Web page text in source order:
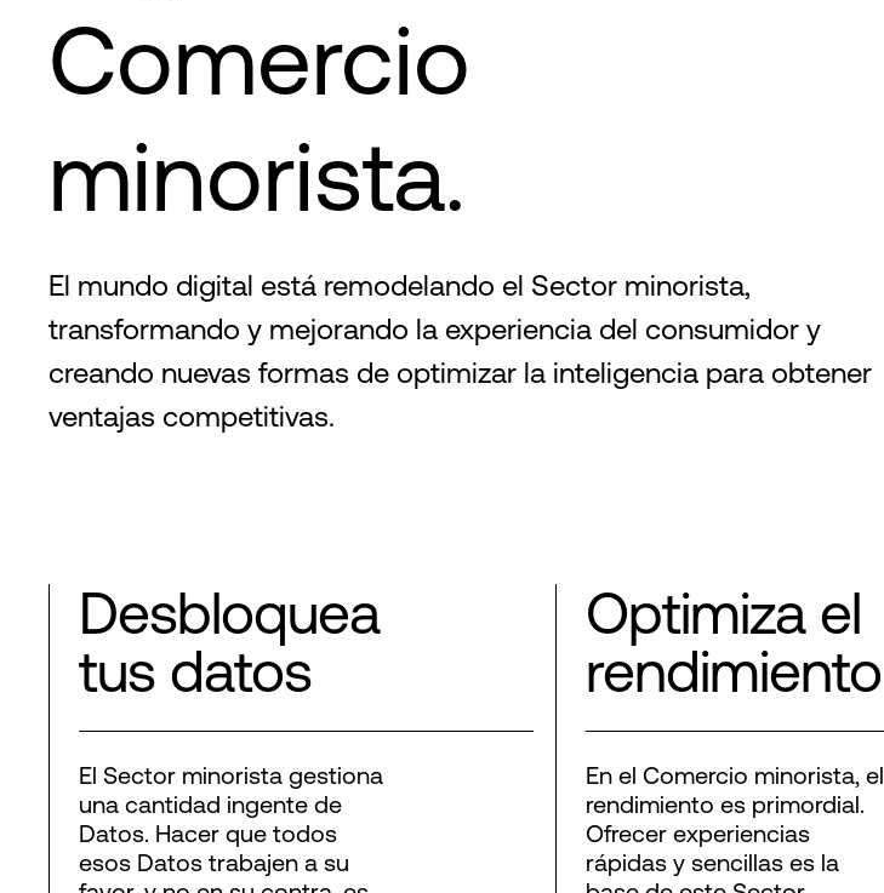
Comercio
minorista.
El mundo digital está remodelando el Sector minorista,
transformando y mejorando la experiencia del consumidor y
creando nuevas formas de optimizar la inteligencia para obtener
ventajas competitivas.
Desbloquea
tus datos
El Sector minorista gestiona
una cantidad ingente de
Datos. Hacer que todos
esos Datos trabajen a su
Optimiza el
rendimiento
En el Comercio minorista, el
rendimiento es primordial.
Ofrecer experiencias
rápidas y sencillas es la